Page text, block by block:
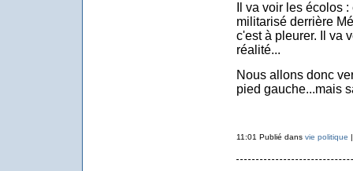
Il va voir les écolos
militarisé derrière
c'est à pleurer. Il va
réalité...
Nous allons donc
pied gauche...mais
11:01 Publié dans vie politique